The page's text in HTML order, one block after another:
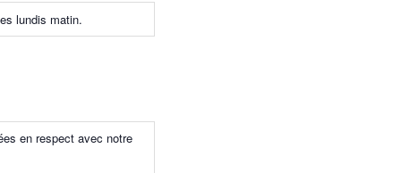
lundis matin.
en respect avec notre